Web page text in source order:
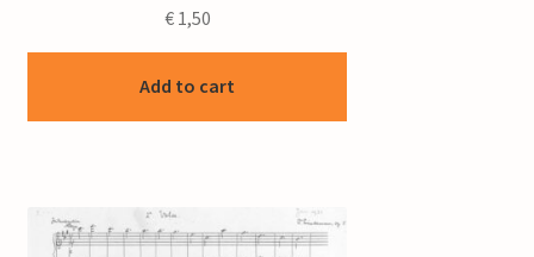
€1,50
Add to cart